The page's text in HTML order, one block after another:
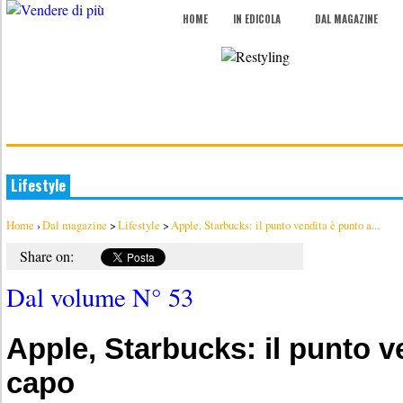
HOME IN EDICOLA DAL MAGAZINE
Lifestyle
Home ›Dal magazine >Lifestyle >Apple, Starbucks: il punto vendita è punto a...
Share on:
Dal volume N° 53
Apple, Starbucks: il punto
capo